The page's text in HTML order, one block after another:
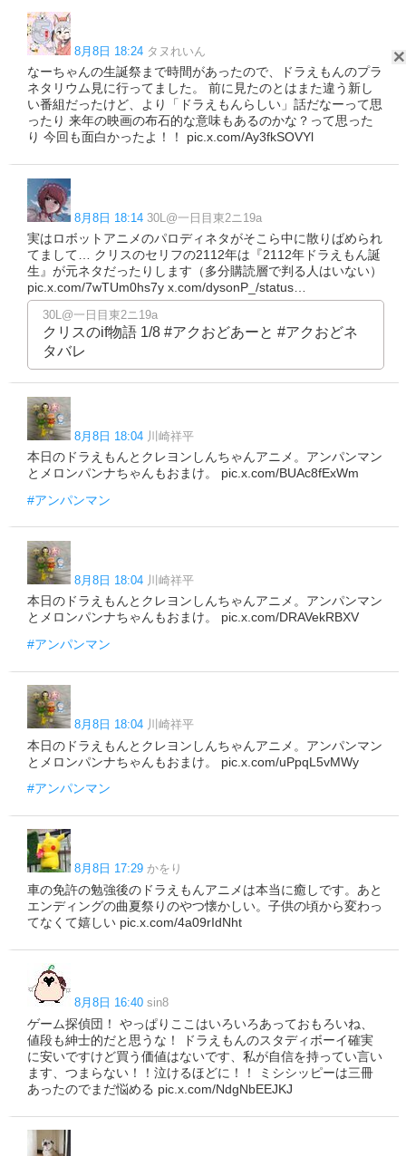
8月8日 18:24 タヌれいん
なーちゃんの生誕祭まで時間があったので、ドラえもんのプラ
ネタリウム見に行ってました。 前に見たのとはまた違う新し
い番組だったけど、より「ドラえもんらしい」話だなーって思
ったり 来年の映画の布石的な意味もあるのかな？って思った
り 今回も面白かったよ！！ pic.x.com/Ay3fkSOVYl
8月8日 18:14 30L@一日目東2ニ19a
実はロボットアニメのパロディネタがそこら中に散りばめられ
てまして… クリスのセリフの2112年は『2112年ドラえもん誕
生』が元ネタだったりします（多分購読層で判る人はいない）
pic.x.com/7wTUm0hs7y x.com/dysonP_/status…
30L@一日目東2ニ19a
クリスのif物語 1/8 #アクおどあーと #アクおどネ
タバレ
8月8日 18:04 川崎祥平
本日のドラえもんとクレヨンしんちゃんアニメ。アンパンマン
とメロンパンナちゃんもおまけ。 pic.x.com/BUAc8fExWm
#アンパンマン
8月8日 18:04 川崎祥平
本日のドラえもんとクレヨンしんちゃんアニメ。アンパンマン
とメロンパンナちゃんもおまけ。 pic.x.com/DRAVekRBXV
#アンパンマン
8月8日 18:04 川崎祥平
本日のドラえもんとクレヨンしんちゃんアニメ。アンパンマン
とメロンパンナちゃんもおまけ。 pic.x.com/uPpqL5vMWy
#アンパンマン
8月8日 17:29 かをり
車の免許の勉強後のドラえもんアニメは本当に癒しです。あと
エンディングの曲夏祭りのやつ懐かしい。子供の頃から変わっ
てなくて嬉しい pic.x.com/4a09rIdNht
8月8日 16:40 sin8
ゲーム探偵団！ やっぱりここはいろいろあっておもろいね、
値段も紳士的だと思うな！ ドラえもんのスタディボーイ確実
に安いですけど買う価値はないです、私が自信を持ってい言い
ます、つまらない！！泣けるほどに！！ ミシシッピーは三冊
あったのでまだ悩める pic.x.com/NdgNbEEJKJ